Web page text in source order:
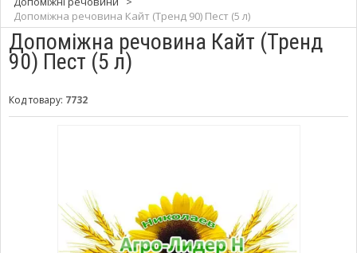
Допоміжна речовина Кайт (Тренд 90) Пест (5 л)
Допоміжна речовина Кайт (Тренд
90) Пест (5 л)
Код товару: 7732